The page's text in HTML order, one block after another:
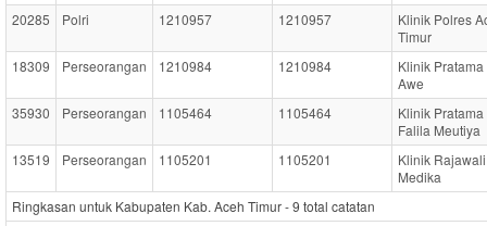
20285
Polri 1210957 1210957
Klinik Polres
Timur
18309
Perseorangan 1210984 1210984
Klinik
Awe
35930
Perseorangan 1105464 1105464
Klinik Pratama
Falila Meutiya
13519
Perseorangan 1105201 1105201
Klinik Rajawali
Medika
Ringkasan untuk Kabupaten Kab. Aceh Timur -9 total catatan